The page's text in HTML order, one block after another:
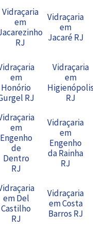
Vidraçaria
em
RJ
Vidraçaria
em
Jacaré RJ
em
Honório
RJ
Vidraçaria
em
Higienópolis
RJ
em
Engenho
de
Dentro
RJ
Vidraçaria
em
Engenho
da Rainha
RJ
em Del
Castilho
RJ
Vidraçaria
em Costa
Barros RJ